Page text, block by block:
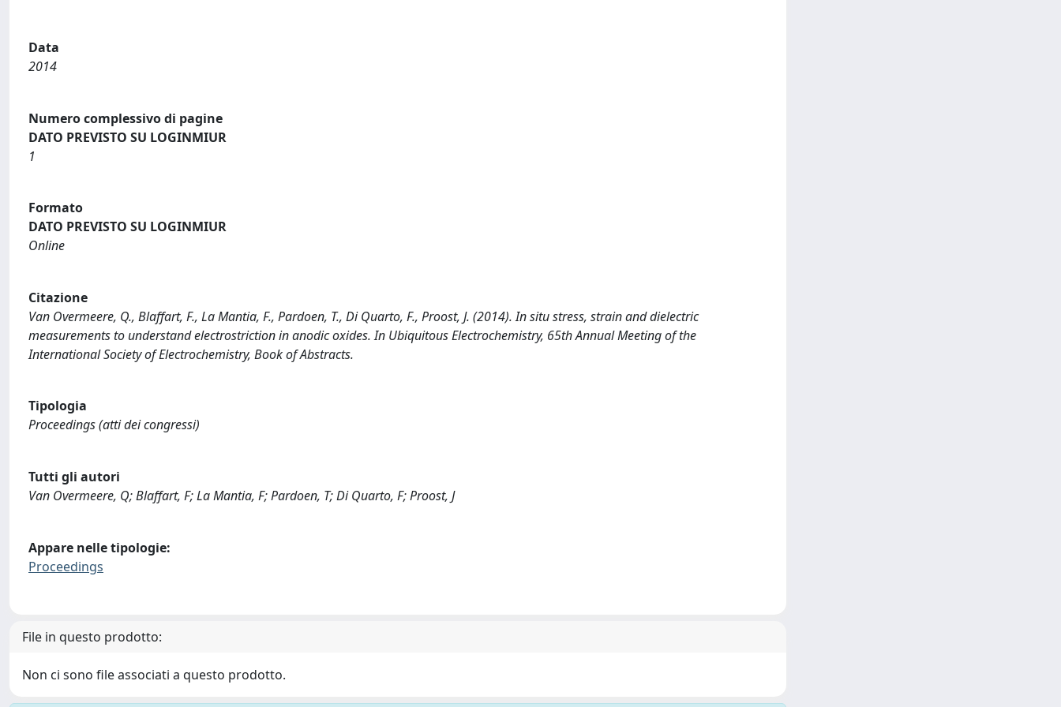
Data
2014
Numero complessivo di pagine
DATO PREVISTO SU LOGINMIUR
1
Formato
DATO PREVISTO SU LOGINMIUR
Online
Citazione
Van Overmeere, Q., Blaffart, F., La Mantia, F., Pardoen, T., Di Quarto, F., Proost, J. (2014). In situ stress, strain and dielectric
measurements to understand electrostriction in anodic oxides. In Ubiquitous Electrochemistry, 65th Annual Meeting of the
International Society of Electrochemistry, Book of Abstracts.
Tipologia
Proceedings (atti dei congressi)
Tutti gli autori
Van Overmeere, Q; Blaffart, F; La Mantia, F; Pardoen, T; Di Quarto, F; Proost, J
Appare nelle tipologie:
Proceedings
File in questo prodotto:
Non ci sono file associati a questo prodotto.